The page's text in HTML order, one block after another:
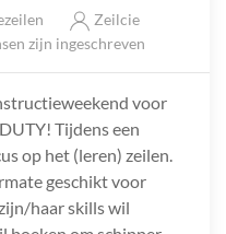
Zeilcie
zijn ingeschreven
voor
Tijdens een
op het (leren) zeilen.
geschikt voor
haar skills wil